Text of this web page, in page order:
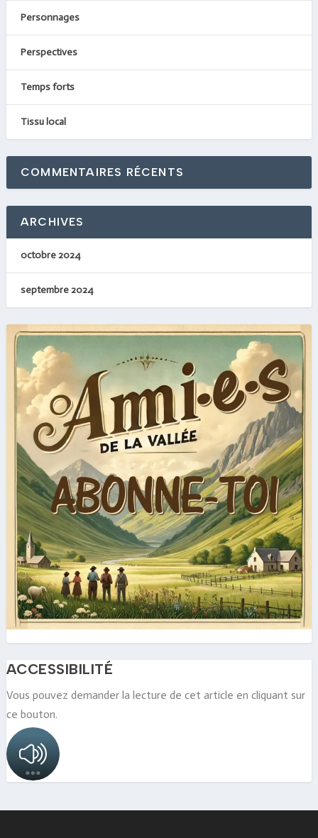
Personnages
Perspectives
Temps forts
Tissu local
COMMENTAIRES RÉCENTS
ARCHIVES
octobre 2024
septembre 2024
ACCESSIBILITÉ
Vous pouvez demander la lecture de cet article en cliquant sur
ce bouton.